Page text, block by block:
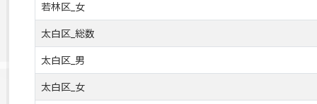
若林区_女
太白区_総数
太白区_男
太白区_女